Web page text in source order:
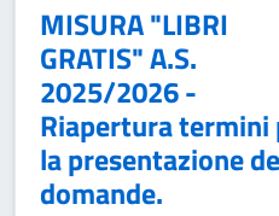
MISURA "LIBRI
GRATIS" A.S.
2025/2026 -
Riapertura termini
la presentazione
domande.